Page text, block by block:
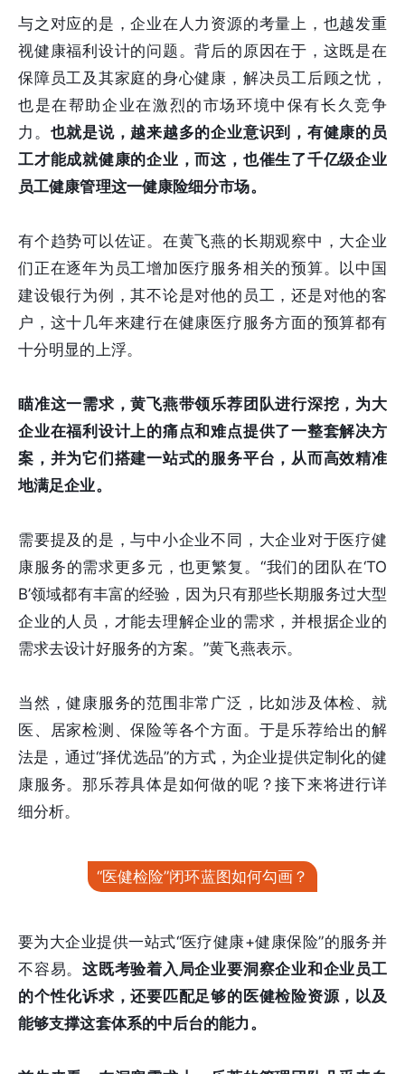
与之对应的是，企业在人力资源的考量上，也越发重
视健康福利设计的问题。背后的原因在于，这既是在
保障员工及其家庭的身心健康，解决员工后顾之忧，
也是在帮助企业在激烈的市场环境中保有长久竞争
力。 也就是说，越来越多的企业意识到，有健康的员
工才能成就健康的企业，而这，也催生了千亿级企业
员工健康管理这一健康险细分市场。
有个趋势可以佐证。在黄飞燕的长期观察中，大企业
们正在逐年为员工增加医疗服务相关的预算。以中国
建设银行为例，其不论是对他的员工，还是对他的客
户，这十几年来建行在健康医疗服务方面的预算都有
十分明显的上浮。
瞄准这一需求，黄飞燕带领乐荐团队进行深挖，为大
企业在福利设计上的痛点和难点提供了一整套解决方
案，并为它们搭建一站式的服务平台，从而高效精准
地满足企业。
需要提及的是，与中小企业不同，大企业对于医疗健
康服务的需求更多元，也更繁复。“我们的团队在‘TO
B’领域都有丰富的经验，因为只有那些长期服务过大型
企业的人员，才能去理解企业的需求，并根据企业的
需求去设计好服务的方案。”黄飞燕表示。
当然，健康服务的范围非常广泛，比如涉及体检、就
医、居家检测、保险等各个方面。于是乐荐给出的解
法是，通过“择优选品”的方式，为企业提供定制化的健
康服务。那乐荐具体是如何做的呢？接下来将进行详
细分析。
“医健检险”闭环蓝图如何勾画？
要为大企业提供一站式“医疗健康+健康保险”的服务并
不容易。这既考验着入局企业要洞察企业和企业员工
的个性化诉求，还要匹配足够的医健检险资源，以及
能够支撑这套体系的中后台的能力。